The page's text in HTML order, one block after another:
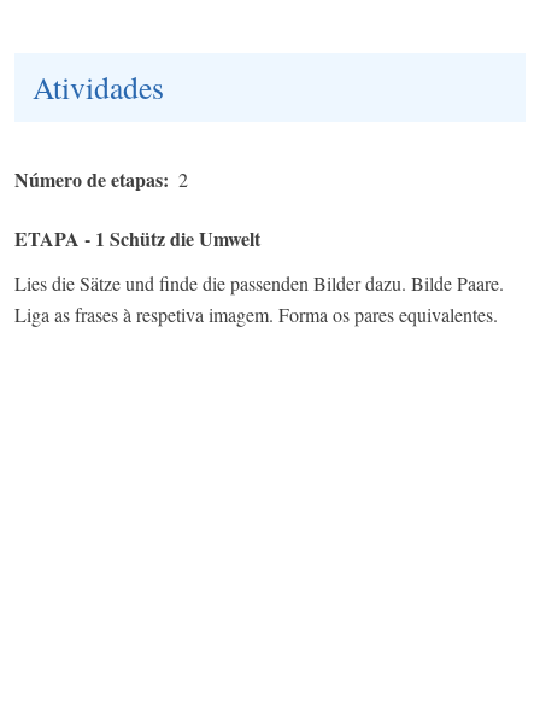
Atividades
Número de etapas 2
ETAPA - 1 Schütz die Umwelt
Lies die Sätze und finde die passenden Bilder dazu. Bilde Paare.
Liga as frases à respetiva imagem. Forma os pares equivalentes.